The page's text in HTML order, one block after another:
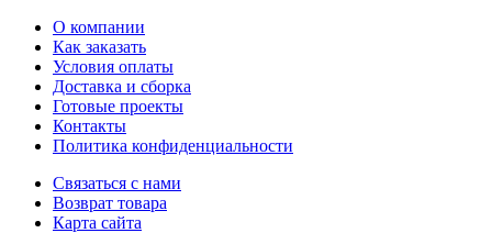
O компании
Как заказать
Условия оплаты
Доставка и сборка
Готовые проекты
Контакты
Политика конфиденциальности
Связаться с нами
Возврат товара
Карта сайта